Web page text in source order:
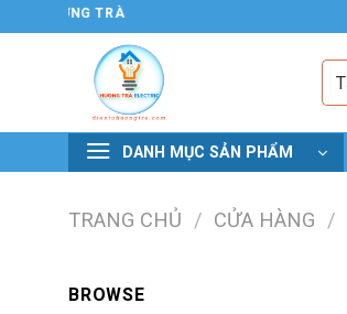
đến
HƯƠNG TRÀ
DANH MỤC SẢN PHẨM
TRANG CHỦ / CỬA HÀNG /
BROWSE